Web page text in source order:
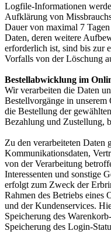
Logfile-Informationen
Aufklärung von
Dauer von maximal 7
Daten, deren weitere
erforderlich ist, sind bis zur
Vorfalls von der Löschung
Bestellabwicklung im
Wir verarbeiten die Daten
Bestellvorgänge in
die Bestellung der
Bezahlung und Zustellung,
Zu den verarbeiteten Daten
Kommunikationsdaten,
von der Verarbeitung
Interessenten und sonstige
erfolgt zum Zweck der
Rahmen des Betriebs eines
und der Kundenservices.
Speicherung des
Speicherung des Login-